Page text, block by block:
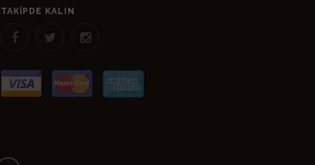
TAKIPDE KALIN